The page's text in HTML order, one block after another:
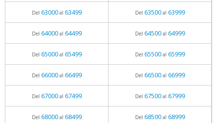
Del 63000al 63499 Del 63500al 63999
Del 64000al 64499 Del 64500al 64999
Del 65000al 65499 Del 65500al 65999
Del 66000al 66499 Del 66500al 66999
Del 67000al 67499 Del 67500al 67999
Del 68000al 68499 Del 68500al 68999